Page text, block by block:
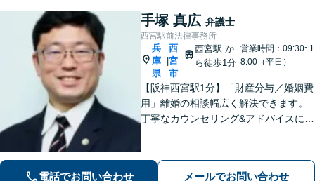
手塚 真広 弁護士
西宮駅前法律事務所
兵
庫
県
西
宮
市
西宮駅 か
ら徒歩1分
営業時間：09:30~1
8:00（平日）
【阪神西宮駅1分】「財産分与／婚姻費
用」離婚の相談幅広く解決できます。
丁寧なカウンセリング&アドバイスに定
どにも幅広く対応できます【休日・夜
電話でお問い合わせ メールでお問い合わせ